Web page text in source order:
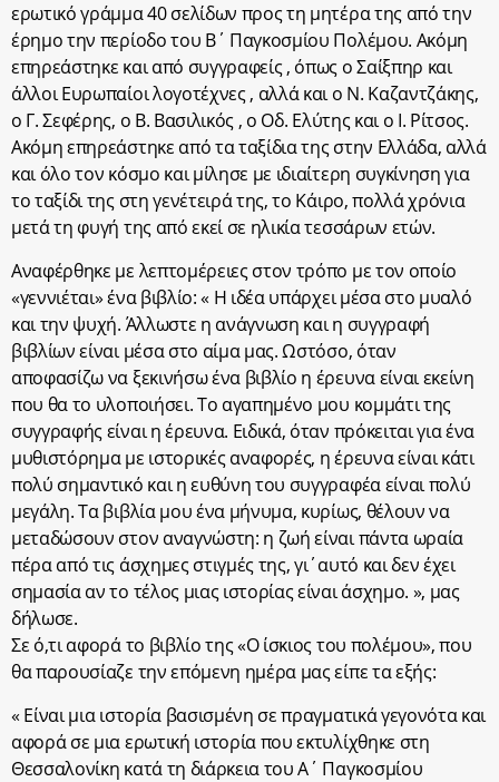
ερωτικό γράμμα 40 σελίδων προς τη μητέρα της από την
έρημο την περίοδο του Β΄ Παγκοσμίου Πολέμου. Ακόμη
επηρεάστηκε και από συγγραφείς , όπως ο Σαίξπηρ και
άλλοι Ευρωπαίοι λογοτέχνες , αλλά και ο Ν. Καζαντζάκης,
ο Γ. Σεφέρης, ο Β. Βασιλικός , ο Οδ. Ελύτης και ο Ι. Ρίτσος.
Ακόμη επηρεάστηκε από τα ταξίδια της στην Ελλάδα, αλλά
και όλο τον κόσμο και μίλησε με ιδιαίτερη συγκίνηση για
το ταξίδι της στη γενέτειρά της, το Κάιρο, πολλά χρόνια
μετά τη φυγή της από εκεί σε ηλικία τεσσάρων ετών.
Αναφέρθηκε με λεπτομέρειες στον τρόπο με τον οποίο
«γεννιέται» ένα βιβλίο: « Η ιδέα υπάρχει μέσα στο μυαλό
και την ψυχή. Άλλωστε η ανάγνωση και η συγγραφή
βιβλίων είναι μέσα στο αίμα μας. Ωστόσο, όταν
αποφασίζω να ξεκινήσω ένα βιβλίο η έρευνα είναι εκείνη
που θα το υλοποιήσει. Το αγαπημένο μου κομμάτι της
συγγραφής είναι η έρευνα. Ειδικά, όταν πρόκειται για ένα
μυθιστόρημα με ιστορικές αναφορές, η έρευνα είναι κάτι
πολύ σημαντικό και η ευθύνη του συγγραφέα είναι πολύ
μεγάλη. Τα βιβλία μου ένα μήνυμα, κυρίως, θέλουν να
μεταδώσουν στον αναγνώστη: η ζωή είναι πάντα ωραία
πέρα από τις άσχημες στιγμές της, γι΄αυτό και δεν έχει
σημασία αν το τέλος μιας ιστορίας είναι άσχημο. », μας
δήλωσε.
Σε ό,τι αφορά το βιβλίο της «Ο ίσκιος του πολέμου», που
θα παρουσίαζε την επόμενη ημέρα μας είπε τα εξής:
« Είναι μια ιστορία βασισμένη σε πραγματικά γεγονότα και
αφορά σε μια ερωτική ιστορία που εκτυλίχθηκε στη
Θεσσαλονίκη κατά τη διάρκεια του Α΄ Παγκοσμίου